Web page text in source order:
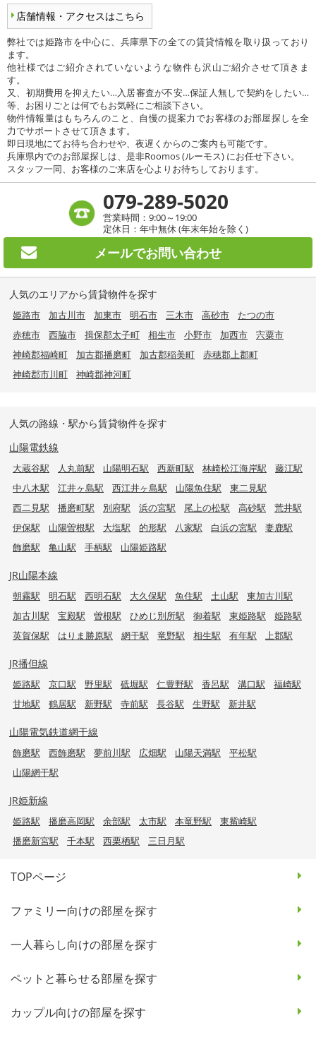
店舗情報・アクセスはこちら
弊社では姫路市を中心に、兵庫県下の全ての賃貸情報を取り扱っており
ます。
他社様ではご紹介されていないような物件も沢山ご紹介させて頂きま
す。
又、初期費用を抑えたい…入居審査が不安…保証人無しで契約をしたい…
等、お困りごとは何でもお気軽にご相談下さい。
物件情報量はもちろんのこと、自慢の提案力でお客様のお部屋探しを全
力でサポートさせて頂きます。
即日現地にてお待ち合わせや、夜遅くからのご案内も可能です。
兵庫県内でのお部屋探しは、是非Roomos (ルーモス) にお任せ下さい。
スタッフ一同、お客様のご来店を心よりお待ちしております。
079-289-5020
営業時間：9:00～19:00
定休日：年中無休 (年末年始を除く)
メールでお問い合わせ
人気のエリアから賃貸物件を探す
姫路市 加古川市 加東市 明石市 三木市 高砂市
たつの市
赤穂市
西脇市 揖保郡太子町 相生市 小野市 加西市
宍粟市
神崎郡福崎町
加古郡播磨町 加古郡稲美町
赤穂郡上郡町
神崎郡市川町
神崎郡神河町
人気の路線・駅から賃貸物件を探す
山陽電鉄線
大蔵谷駅 人丸前駅 山陽明石駅 西新町駅 林崎松江海岸駅
藤江駅
中八木駅
江井ヶ島駅 西江井ヶ島駅 山陽魚住駅
東二見駅
西二見駅
播磨町駅 別府駅 浜の宮駅 尾上の松駅 高砂駅
荒井駅
伊保駅
山陽曽根駅 大塩駅 的形駅 八家駅 白浜の宮駅
妻鹿駅
飾磨駅
亀山駅 手柄駅 山陽姫路駅
JR山陽本線
朝霧駅 明石駅 西明石駅 大久保駅 魚住駅 土山駅
東加古川駅
加古川駅
宝殿駅 曽根駅 ひめじ別所駅 御着駅 東姫路駅
姫路駅
英賀保駅
はりま勝原駅 網干駅 竜野駅 相生駅 有年駅 上郡駅
JR播但線
姫路駅 京口駅 野里駅 砥堀駅 仁豊野駅 香呂駅 溝口駅
福崎駅
甘地駅
鶴居駅 新野駅 寺前駅 長谷駅 生野駅 新井駅
山陽電気鉄道網干線
飾磨駅 西飾磨駅 夢前川駅 広畑駅 山陽天満駅
平松駅
山陽網干駅
JR姫新線
姫路駅 播磨高岡駅 余部駅 太市駅 本竜野駅
東觜崎駅
播磨新宮駅
千本駅 西栗栖駅 三日月駅
TOPページ
ファミリー向けの部屋を探す
一人暮らし向けの部屋を探す
ペットと暮らせる部屋を探す
カップル向けの部屋を探す